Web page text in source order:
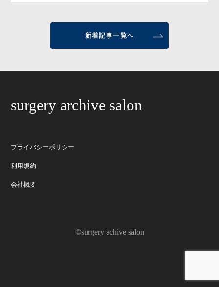
新着記事一覧へ
surgery archive salon
プライバシーポリシー
利用規約
会社概要
©surgery achive salon